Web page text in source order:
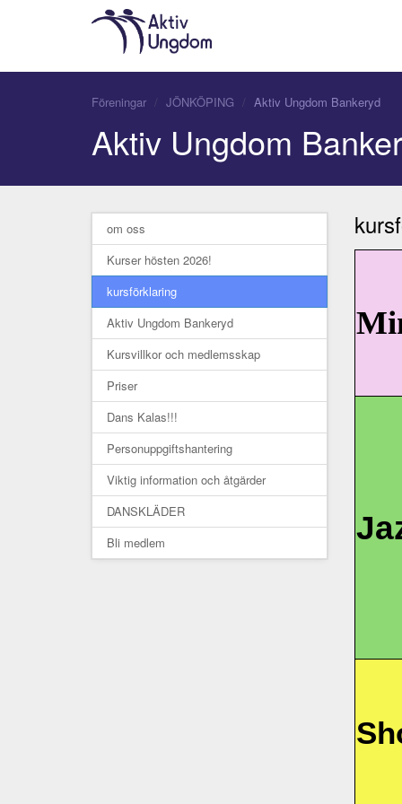
Föreningar JÖNKÖPING Aktiv Ungdom Bankeryd
Aktiv Ungdom
om oss
Kurser hösten 2026!
kursförklaring
Aktiv Ungdom Bankeryd
Kursvillkor och medlemsskap
Priser
Dans Kalas!!!
Personuppgiftshantering
Viktig information och åtgärder
DANSKLÄDER
Bli medlem